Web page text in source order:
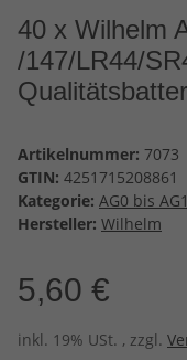
40 x Wilhelm
/147/LR44/
Artikelnummer: 7073
GTIN: 4251715208861
Kategorie: AG0 bis
Hersteller: Wilhelm
5,60 €
inkl. 19% USt. , zzgl.